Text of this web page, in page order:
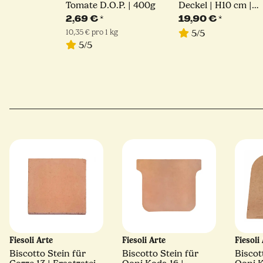
Tomate D.O.P. | 400g
2,69 €*
10,35 € pro 1 kg
5/5
Deckel | H10 cm |
40x30x10
19,90 €*
5/5
Fiesoli Arte
Biscotto Stein für
Fiesoli Arte
Biscotto Stein für
Fiesoli